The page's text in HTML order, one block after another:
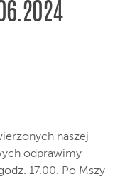
naszej
odprawimy
17.00. Po Mszy